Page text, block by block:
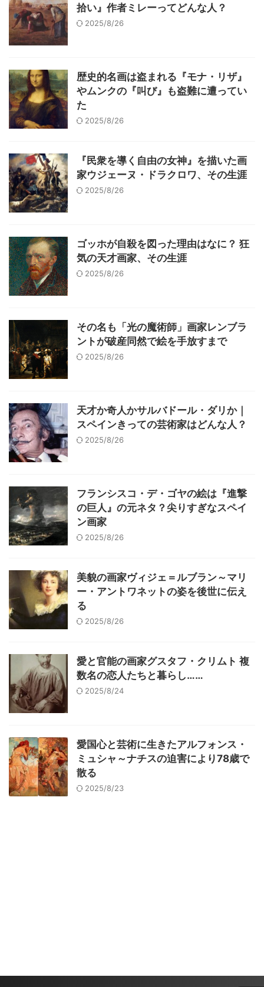
拾い』作者ミレーってどんな人？
2025/8/26
歴史的名画は盗まれる『モナ・リザ』
やムンクの『叫び』も盗難に遭ってい
た
2025/8/26
『民衆を導く自由の女神』を描いた画
家ウジェーヌ・ドラクロワ、その生涯
2025/8/26
ゴッホが自殺を図った理由はなに？ 狂
気の天才画家、その生涯
2025/8/26
その名も「光の魔術師」画家レンブラ
ントが破産同然で絵を手放すまで
2025/8/26
天才か奇人かサルバドール・ダリか｜
スペインきっての芸術家はどんな人？
2025/8/26
フランシスコ・デ・ゴヤの絵は『進撃
の巨人』の元ネタ？尖りすぎなスペイ
ン画家
2025/8/26
美貌の画家ヴィジェ＝ルブラン～マリ
ー・アントワネットの姿を後世に伝え
る
2025/8/26
愛と官能の画家グスタフ・クリムト 複
数名の恋人たちと暮らし……
2025/8/24
愛国心と芸術に生きたアルフォンス・
ミュシャ～ナチスの迫害により78歳で
散る
2025/8/23